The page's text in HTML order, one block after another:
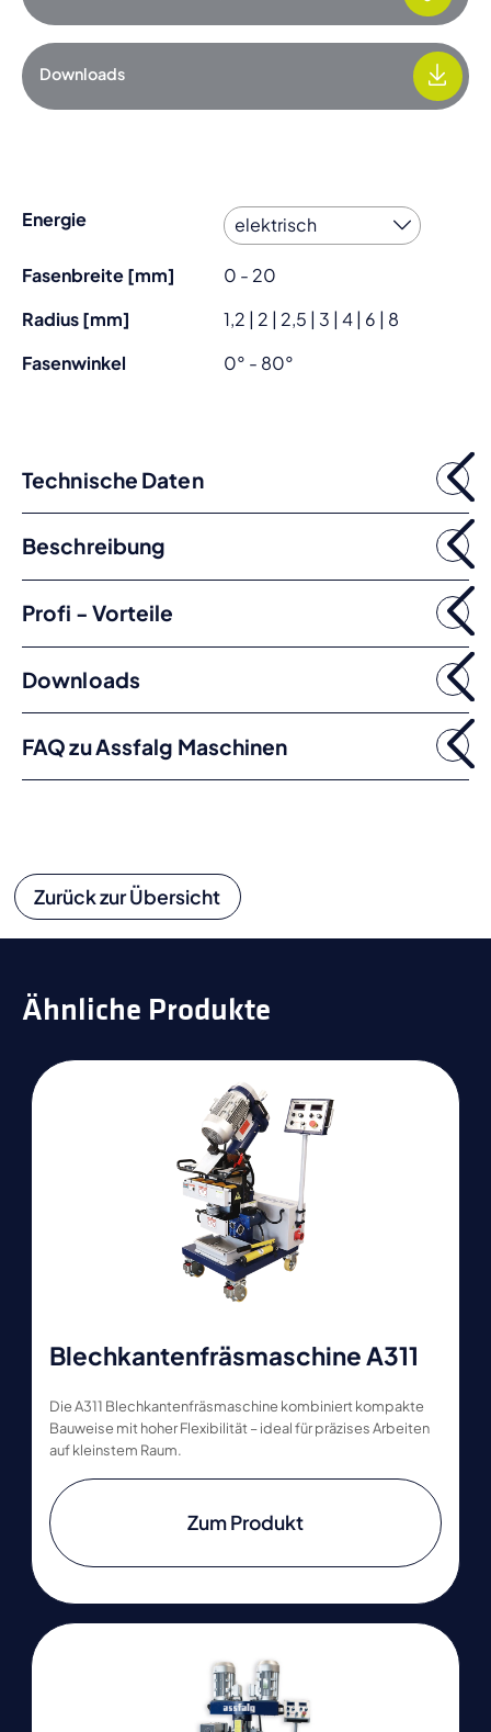
Downloads
Energie
Fasenbreite [mm]
0 - 20
Radius [mm]
1,2 | 2 | 2,5 | 3 | 4 | 6 | 8
Fasenwinkel
0° - 80°
Technische Daten
Beschreibung
Profi - Vorteile
Downloads
FAQ zu Assfalg Maschinen
Zurück zur Übersicht
Ähnliche Produkte
Blechkantenfräsmaschine A311
Die A311 Blechkantenfräsmaschine kombiniert kompakte
Bauweise mit hoher Flexibilität – ideal für präzises Arbeiten
auf kleinstem Raum.
Zum Produkt